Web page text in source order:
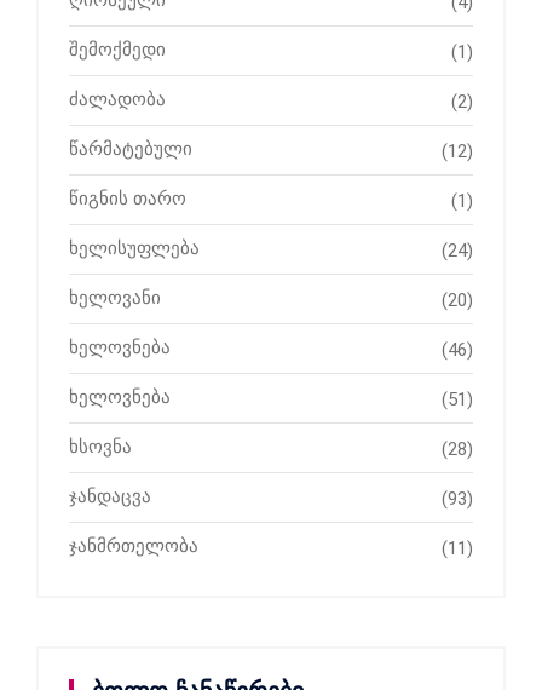
შემოქმედი (1)
ძალადობა (2)
წარმატებული (12)
წიგნის თარო (1)
ხელისუფლება (24)
ხელოვანი (20)
ხელოვნება (46)
ხელოვნება (51)
ხსოვნა (28)
ჯანდაცვა (93)
ჯანმრთელობა (11)